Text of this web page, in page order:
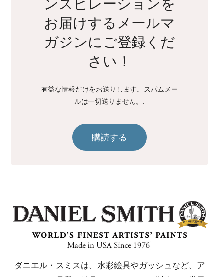
ンスピレーションを
お届けするメールマ
ガジンにご登録くだ
さい！
有益な情報だけをお送りします。スパムメー
ルは一切送りません。.
購読する
ダニエル・スミスは、水彩絵具やガッシュなど、ア